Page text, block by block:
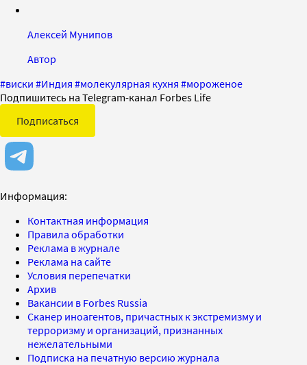
Алексей Мунипов
Автор
#виски #Индия #молекулярная кухня #мороженое
Подпишитесь на Telegram-канал Forbes Life
Подписаться
Информация:
Контактная информация
Правила обработки
Реклама в журнале
Реклама на сайте
Условия перепечатки
Архив
Вакансии в Forbes Russia
Сканер иноагентов, причастных к экстремизму и
терроризму и организаций, признанных
нежелательными
Подписка на печатную версию журнала